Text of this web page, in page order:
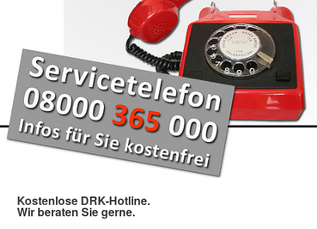
Kostenlose DRK-Hotline.
Wir beraten Sie gerne.